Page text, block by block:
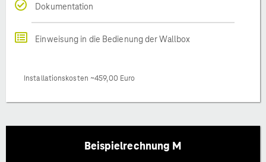
Dokumentation
Einweisung in die Bedienung der Wallbox
Installationskosten ~459,00 Euro
Beispielrechnung M